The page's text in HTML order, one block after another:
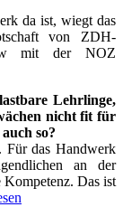
da ist, wiegt das
von ZDH-
mit der NOZ
Lehrlinge,
nicht fit für
so?
Für das Handwerk
an der
Das ist